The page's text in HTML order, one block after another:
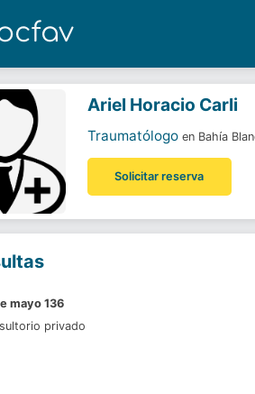
Horacio Carli
Ariel Horacio Carli
Traumatólogo en Bahía
Solicitar reserva
mayo 136
privado